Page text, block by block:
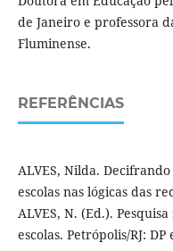
de Janeiro e professora
Fluminense.
REFERÊNCIAS
ALVES, Nilda.
escolas nas lógicas das
ALVES, N. (Ed.).
escolas. Petrópolis/RJ: